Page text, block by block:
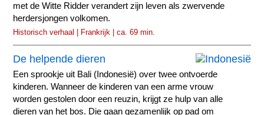
met de Witte Ridder verandert zijn leven als zwervende
herdersjongen volkomen.
Historisch verhaal | Frankrijk | ca. 69 min.
De helpende dieren
Een sprookje uit Bali (Indonesië) over twee ontvoerde
kinderen. Wanneer de kinderen van een arme vrouw
worden gestolen door een reuzin, krijgt ze hulp van alle
dieren van het bos. Die gaan gezamenlijk op pad om